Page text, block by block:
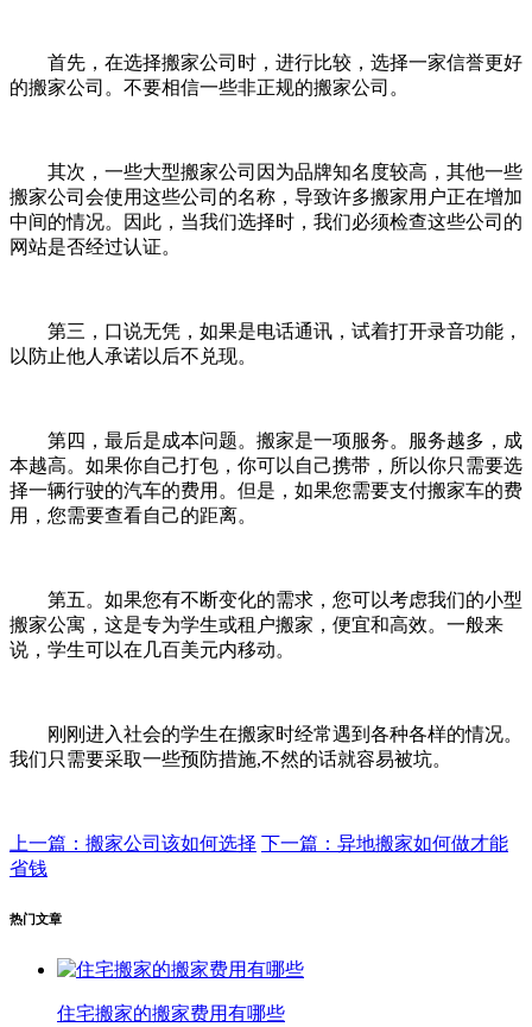
首先，在选择搬家公司时，进行比较，选择一家信誉更好
的搬家公司。不要相信一些非正规的搬家公司。
其次，一些大型搬家公司因为品牌知名度较高，其他一些
搬家公司会使用这些公司的名称，导致许多搬家用户正在增加
中间的情况。因此，当我们选择时，我们必须检查这些公司的
网站是否经过认证。
第三，口说无凭，如果是电话通讯，试着打开录音功能，
以防止他人承诺以后不兑现。
第四，最后是成本问题。搬家是一项服务。服务越多，成
本越高。如果你自己打包，你可以自己携带，所以你只需要选
择一辆行驶的汽车的费用。但是，如果您需要支付搬家车的费
用，您需要查看自己的距离。
第五。如果您有不断变化的需求，您可以考虑我们的小型
搬家公寓，这是专为学生或租户搬家，便宜和高效。一般来
说，学生可以在几百美元内移动。
刚刚进入社会的学生在搬家时经常遇到各种各样的情况。
我们只需要采取一些预防措施,不然的话就容易被坑。
上一篇：搬家公司该如何选择 下一篇：异地搬家如何做才能
省钱
热门文章
住宅搬家的搬家费用有哪些